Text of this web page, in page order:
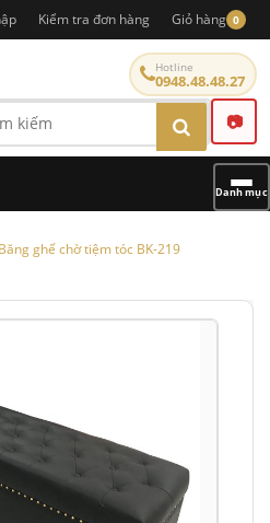
Kiểm tra đơn hàng Giỏ hàng 0
📷
Hotline
0948.48.48.27
Danh mục
Băng ghế chờ tiệm tóc BK-219